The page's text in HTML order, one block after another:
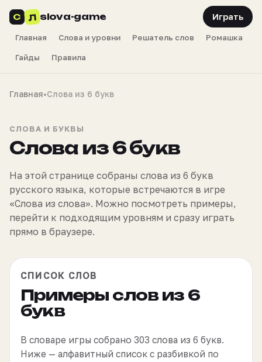
С Л slova-game
Главная Слова и уровни Решатель слов Ромашка
Гайды Правила
Играть
Главная•Слова из 6 букв
СЛОВА И БУКВЫ
Слова из 6 букв
На этой странице собраны слова из 6 букв
русского языка, которые встречаются в игре
«Слова из слова». Можно посмотреть примеры,
перейти к подходящим уровням и сразу играть
прямо в браузере.
СПИСОК СЛОВ
Примеры слов из 6
букв
В словаре игры собрано 303 слова из 6 букв.
Ниже — алфавитный список с разбивкой по